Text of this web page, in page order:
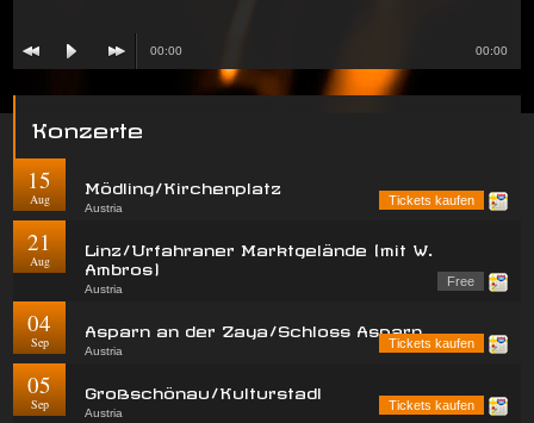
00:00 00:00
Konzerte
15
Aug
Mödling/Kirchenplatz
Austria
Tickets kaufen
21
Aug
Linz/Urfahraner Marktgelände (mit W.
Ambros)
Austria
Free
04
Sep
Asparn an der Zaya/Schloss Asparn
Austria
Tickets kaufen
05
Sep
Großschönau/Kulturstadl
Austria
Tickets kaufen